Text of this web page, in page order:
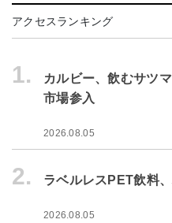
アクセスランキング
1.
カルビー、飲むサツ
市場参入
2026.08.05
2. ラベルレスPET飲料
2026.08.05